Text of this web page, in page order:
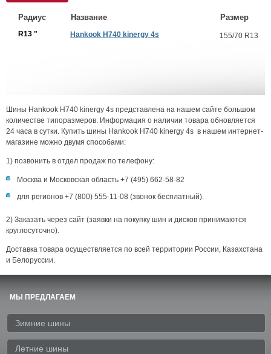
Радиус Название Размер
R13 " Hankook H740 kinergy 4s 155/70 R13
Шины Hankook H740 kinergy 4s представлена на нашем сайте большом
количестве типоразмеров. Информация о наличии товара обновляется
24 часа в сутки. Купить шины Hankook H740 kinergy 4s в нашем интернет-
магазине можно двумя способами:
1) позвонить в отдел продаж по телефону:
Москва и Московская область +7 (495) 662-58-82
для регионов +7 (800) 555-11-08 (звонок бесплатный).
2) Заказать через сайт (заявки на покупку шин и дисков принимаются
круглосуточно).
Доставка товара осуществляется по всей территории России, Казахстана
и Белоруссии.
МЫ ПРЕДЛАГАЕМ
Зимние шины
Летние шины